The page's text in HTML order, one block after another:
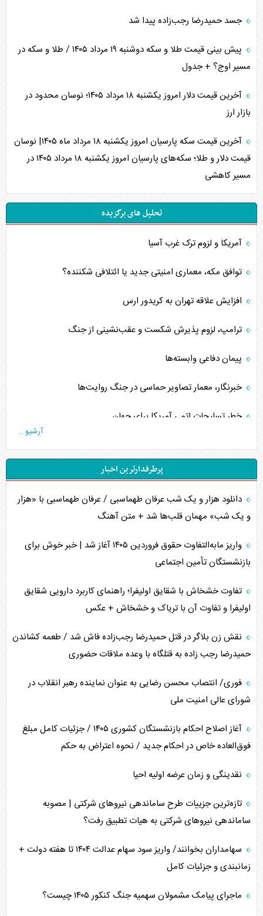
جسد حمیدرضا رجب‌زاده پیدا شد
پیش بینی قیمت طلا و سکه دوشنبه ۱۹ مرداد ۱۴۰۵ / طلا و سکه در
مسیر اوج؟ + جدول
آخرین قیمت دلار امروز یکشنبه ۱۸ مرداد ۱۴۰۵؛ نوسان محدود در
بازار ارز
آخرین قیمت سکه پارسیان امروز یکشنبه ۱۸ مرداد ماه ۱۴۰۵| نوسان
قیمت دلار و طلا؛ سکه‌های پارسیان امروز یکشنبه ۱۸ مرداد ۱۴۰۵ در
مسیر کاهشی
تحلیل های برگزیده
آمریکا و لزوم ترک غرب آسیا
توافق مکه، معماری امنیتی جدید یا ائتلافی شکننده؟
افزایش علاقه تهران به کریدور ارس
ترامپ، لزوم پذیرش شکست و عقب‌نشینی از جنگ
پیمان دفاعی‌ وابسته‌ها
خبرنگار، معمار تصاویر حماسی در جنگ روایت‌ها
خطر تسلیحات اتمی آمریکا برای جهان
جاده ابریشم فضایی/ نفوذ راهبردی و فرازمینی چین
انصارالله و تثبیت معادله «محاصره برابر محاصره»
مصالحه نافرجام سعودی – اماراتی
محدودیت صادرات نفت عربستان
پشت‌پرده خشم ترامپ از رسانه‌های منتقد
چگونه مقاومت صحنه جنگ را تغییر می‌دهد؟
جنگ رمضان و معضل حضور نظامیان آمریکایی
تحلیل جامع پدیده تراستی‌ها
تأثیر جنگ ایران و آمریکا بر اقتصاد جهانی
آرشیو...
پرطرفدارترین اخبار
دانلود هزار و یک شب عرفان طهماسبی / عرفان طهماسبی با «هزار
و یک شب» مهمان قلب‌ها شد + متن آهنگ
واریز مابه‌التفاوت حقوق فروردین ۱۴۰۵ آغاز شد | خبر خوش برای
بازنشستگان تأمین اجتماعی
تفاوت خشخاش با شقایق اولیفرا؛ راهنمای کاربرد دارویی شقایق
اولیفرا و تفاوت آن با تریاک و خشخاش + عکس
نقش زن بلاگر در قتل حمیدرضا رجب‌زاده فاش شد / طعمه کشاندن
حمیدرضا رجب زاده به قتلگاه با وعده ملاقات حضوری
فوری/ انتصاب محسن رضایی به عنوان نماینده رهبر انقلاب در
شورای عالی امنیت ملی
آغاز اصلاح احکام بازنشستگان کشوری ۱۴۰۵ / جزئیات کامل مبلغ
فوق‌العاده خاص در احکام جدید / نحوه اعتراض به حکم
نقدینگی و زمان عرضه اولیه احیا
تازه‌ترین جزییات طرح ساماندهی نیرو‌های شرکتی | مصوبه
ساماندهی نیرو‌های شرکتی به هیات تطبیق رفت؟
سهامداران بخوانند/ واریز سود سهام عدالت ۱۴۰۴ تا هفته دولت +
زمانبندی و جزئیات کامل
ماجرای پیامک مشمولان سهمیه جنگ کنکور ۱۴۰۵ چیست؟